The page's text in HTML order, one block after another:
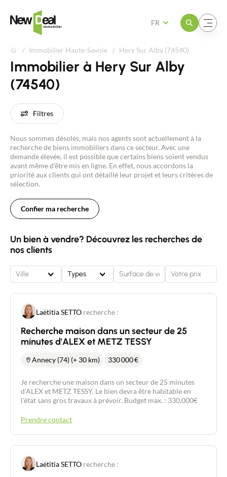
Ouvrir le menuOuvrir le menu
FR
Immobilier Haute-Savoie Hery Sur Alby (74540)
Immobilier à Hery Sur Alby
(74540)
Filtres
Nous sommes désolés, mais nos agents sont actuellement à la
recherche de biens immobiliers dans ce secteur. Avec une
demande élevée, il est possible que certains biens soient vendus
avant même d'être mis en ligne. En effet, nous accordons la
priorité aux clients qui ont détaillé leur projet et leurs critères de
sélection.
Confier ma recherche
Un bien à vendre? Découvrez les recherches de
nos clients
Ville Types
Laëtitia SETTO recherche :
Recherche maison dans un secteur de 25
minutes d'ALEX et METZ TESSY
Annecy (74) (+ 30 km) 330 000€
Je recherche une maison dans un secteur de 25 minutes
d'ALEX et METZ TESSY. Le bien devra être habitable en
l'état sans gros travaux à prévoir. Budget max. : 330.000€
Prendre contact
Laëtitia SETTO recherche :